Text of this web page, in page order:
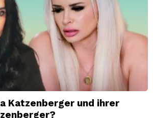
Katzenberger und ihrer